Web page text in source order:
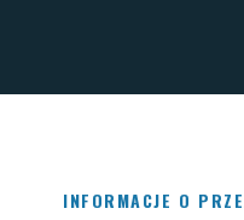
INFORMACJE O